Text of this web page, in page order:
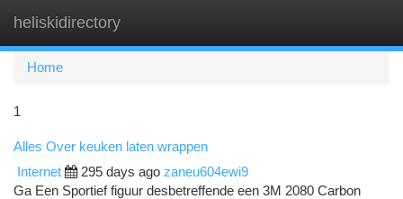
heliskidirectory
Home
1
Alles Over keuken laten wrappen
Internet 295 days ago zaneu604ewi9
Ga Een Sportief figuur desbetreffende een 3M 2080 Carbon